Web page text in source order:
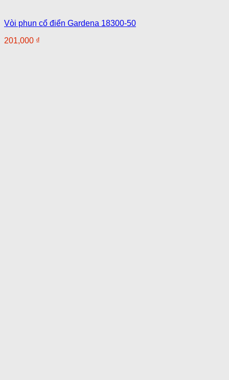
Vòi phun cổ điển Gardena 18300-50
201,000 ₫